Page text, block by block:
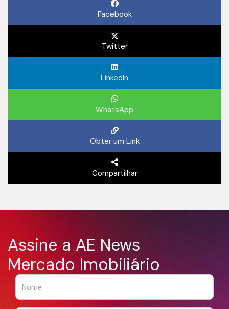
Facebook
Twitter
Linkedin
WhatsApp
Obter um Link
Compartilhar
Assine a AE News
Mercado Imobiliário